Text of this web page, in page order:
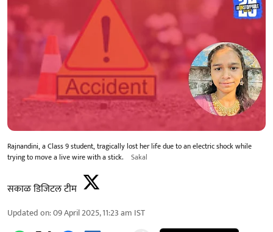
Rajnandini, a Class 9 student, tragically lost her life due to an electric shock while
trying to move a live wire with a stick.
Sakal
सकाळ डिजिटल टीम
Updated on:09 April 2025, 11:23 am IST